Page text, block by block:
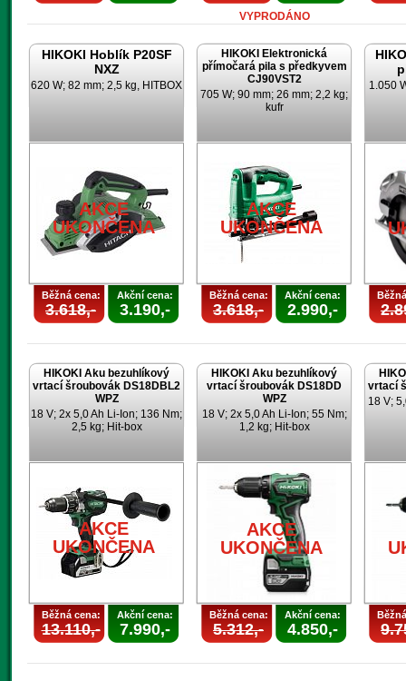
VYPRODÁNO
HIKOKI Hoblík P20SF
NXZ
620 W; 82 mm; 2,5 kg, HITBOX
AKCE
UKONČENA
Běžná cena:
3.618,-
Akční cena:
3.190,-
HIKOKI Elektronická
přímočará pila s předkyvem
CJ90VST2
705 W; 90 mm; 26 mm; 2,2 kg;
kufr
AKCE
UKONČENA
Běžná cena:
3.618,-
Akční cena:
2.990,-
1.050
HIKOKI Aku bezuhlíkový
vrtací šroubovák DS18DBL2
WPZ
18 V; 2x 5,0 Ah Li-Ion; 136 Nm;
2,5 kg; Hit-box
AKCE
UKONČENA
Běžná cena:
13.110,-
Akční cena:
7.990,-
HIKOKI Aku bezuhlíkový
vrtací šroubovák DS18DD
WPZ
18 V; 2x 5,0 Ah Li-Ion; 55 Nm;
1,2 kg; Hit-box
AKCE
UKONČENA
Běžná cena:
5.312,-
Akční cena:
4.850,-
vrtací
18 V;